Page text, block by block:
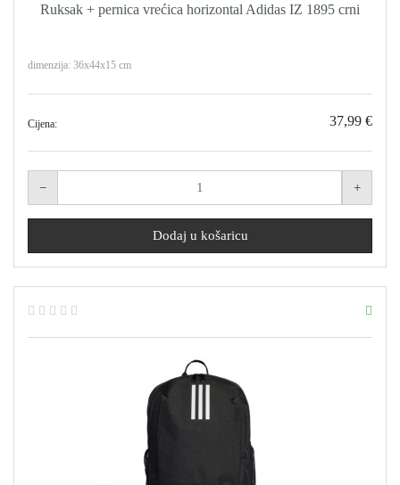
Ruksak + pernica vrećica horizontal Adidas IZ 1895 crni
dimenzija: 36x44x15 cm
Cijena: 37,99 €